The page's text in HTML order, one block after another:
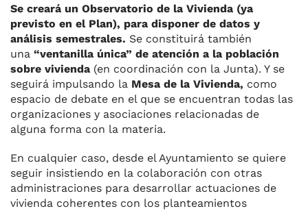
Se creará un Observatorio de la Vivienda (ya
previsto en el Plan), para disponer de datos y
análisis semestrales. Se constituirá también
una “ventanilla única” de atención a la población
sobre vivienda (en coordinación con la Junta). Y se
seguirá impulsando la Mesa de la Vivienda, como
espacio de debate en el que se encuentran todas las
organizaciones y asociaciones relacionadas de
alguna forma con la materia.
En cualquier caso, desde el Ayuntamiento se quiere
seguir insistiendo en la colaboración con otras
administraciones para desarrollar actuaciones de
vivienda coherentes con los planteamientos